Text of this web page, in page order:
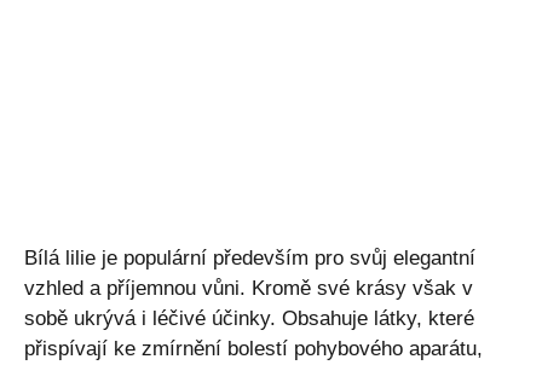
Bílá lilie je populární především pro svůj elegantní
vzhled a příjemnou vůni. Kromě své krásy však v
sobě ukrývá i léčivé účinky. Obsahuje látky, které
přispívají ke zmírnění bolestí pohybového aparátu,